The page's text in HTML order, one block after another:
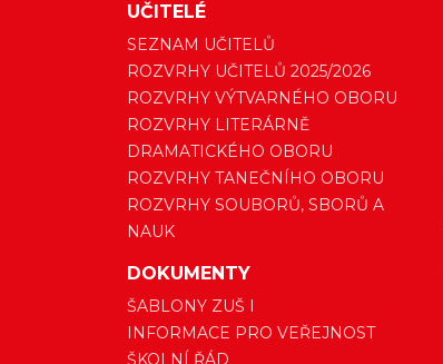
UČITELÉ
SEZNAM UČITELŮ
ROZVRHY UČITELŮ 2025/2026
ROZVRHY VÝTVARNÉHO OBORU
ROZVRHY LITERÁRNĚ
DRAMATICKÉHO OBORU
ROZVRHY TANEČNÍHO OBORU
ROZVRHY SOUBORŮ, SBORŮ A
NAUK
DOKUMENTY
ŠABLONY ZUŠ I
INFORMACE PRO VEŘEJNOST
ŠKOLNÍ ŘÁD